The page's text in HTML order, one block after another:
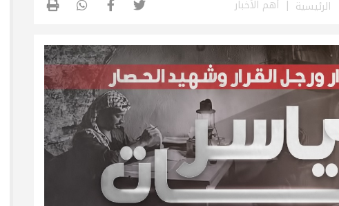
مستشفى الأهلي المعمداني
في حركة فتح بمحافظة خان يونس ينظم لقاءً
في حركة فتح بمحافظة رفح يطلق حملة
يُطلق حملة إلكترونية دعمًا للأسرى بمناسبة
يطلق حملة إلكترونية رفضًا لمشروع
في سجون الاحتلال
الرئيسية أهم الأخبار
الفلسطيني محمد دحلان
برنامج قصارى القول على
قناة روسـيــا اليوم
دلياني: الاحتلال يسعى
للتغطية على جرائمه بقطع
الاتصالات عن غزة